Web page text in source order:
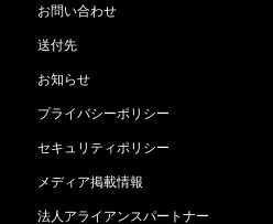
お問い合わせ
送付先
お知らせ
プライバシーポリシー
セキュリティポリシー
メディア掲載情報
法人アライアンスパートナー